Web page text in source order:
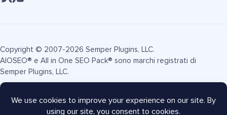
Copyright © 2007-2026 Semper Plugins, LLC.
AIOSEO® e All in One SEO Pack® sono marchi registrati di
Semper Plugins, LLC.
Termini di Servizio Informativa sulla Privacy
Informativa FTC
Mappa del sito
Coupon AIOSEO